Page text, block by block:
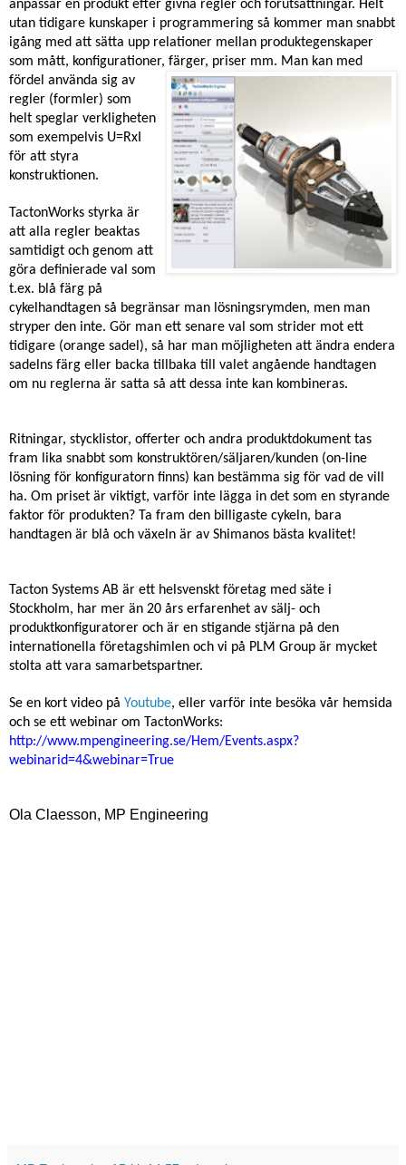
anpassar en produkt efter givna regler och förutsättningar. Helt
utan tidigare kunskaper i programmering så kommer man snabbt
igång med att sätta upp relationer mellan produktegenskaper
som mått, konfigurationer, färger, priser mm. Man kan med
fördel använda sig av
regler (formler) som
helt speglar verkligheten
som exempelvis U=RxI
för att styra
konstruktionen.
TactonWorks styrka är
att alla regler beaktas
samtidigt och genom att
göra definierade val som
t.ex. blå färg på
cykelhandtagen så begränsar man lösningsrymden, men man
stryper den inte. Gör man ett senare val som strider mot ett
tidigare (orange sadel), så har man möjligheten att ändra endera
sadelns färg eller backa tillbaka till valet angående handtagen
om nu reglerna är satta så att dessa inte kan kombineras.
Ritningar, stycklistor, offerter och andra produktdokument tas
fram lika snabbt som konstruktören/säljaren/kunden (on-line
lösning för konfiguratorn finns) kan bestämma sig för vad de vill
ha. Om priset är viktigt, varför inte lägga in det som en styrande
faktor för produkten? Ta fram den billigaste cykeln, bara
handtagen är blå och växeln är av Shimanos bästa kvalitet!
Tacton Systems AB är ett helsvenskt företag med säte i
Stockholm, har mer än 20 års erfarenhet av sälj- och
produktkonfiguratorer och är en stigande stjärna på den
internationella företagshimlen och vi på PLM Group är mycket
stolta att vara samarbetspartner.
Se en kort video på Youtube, eller varför inte besöka vår hemsida
och se ett webinar om TactonWorks:
http://www.mpengineering.se/Hem/Events.aspx?
webinarid=4&webinar=True
Ola Claesson, MP Engineering